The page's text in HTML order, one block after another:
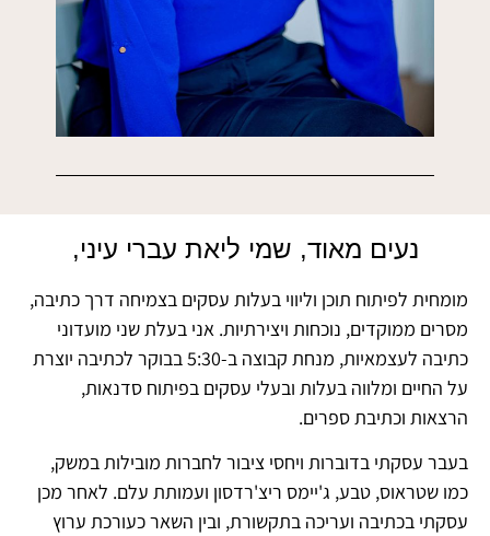
נעים מאוד, שמי ליאת עברי עיני,
מומחית לפיתוח תוכן וליווי בעלות עסקים בצמיחה דרך כתיבה,
מסרים ממוקדים, נוכחות ויצירתיות. אני בעלת שני מועדוני
כתיבה לעצמאיות, מנחת קבוצה ב-5:30 בבוקר לכתיבה יוצרת
על החיים ומלווה בעלות ובעלי עסקים בפיתוח סדנאות,
הרצאות וכתיבת ספרים.
בעבר עסקתי בדוברות ויחסי ציבור לחברות מובילות במשק,
כמו שטראוס, טבע, ג'יימס ריצ'רדסון ועמותת עלם. לאחר מכן
עסקתי בכתיבה ועריכה בתקשורת, ובין השאר כעורכת ערוץ